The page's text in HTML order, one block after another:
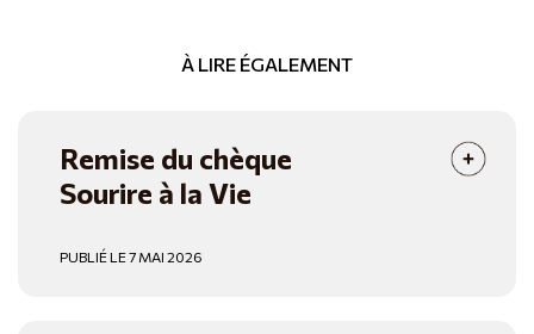
À LIRE ÉGALEMENT
Remise du chèque
Sourire à la Vie
PUBLIÉ LE 7 MAI 2026